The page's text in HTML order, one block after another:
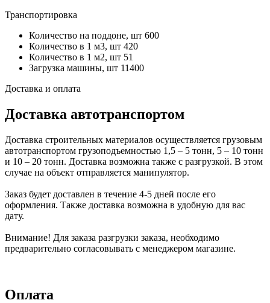
Транспортировка
Количество на поддоне, шт 600
Количество в 1 м3, шт 420
Количество в 1 м2, шт 51
Загрузка машины, шт 11400
Доставка и оплата
Доставка автотранспортом
Доставка строительных материалов осуществляется грузовым
автотранспортом грузоподъемностью 1,5 – 5 тонн, 5 – 10 тонн
и 10 – 20 тонн. Доставка возможна также с разгрузкой. В этом
случае на объект отправляется манипулятор.
Заказ будет доставлен в течение 4-5 дней после его
оформления. Также доставка возможна в удобную для вас
дату.
Внимание! Для заказа разгрузки заказа, необходимо
предварительно согласовывать с менеджером магазине.
Оплата